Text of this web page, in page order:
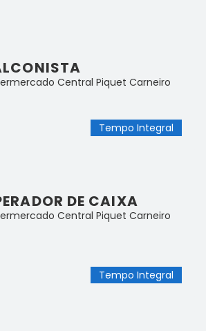
Central Piquet Carneiro
Tempo Integral
DE CAIXA
Central Piquet Carneiro
Tempo Integral